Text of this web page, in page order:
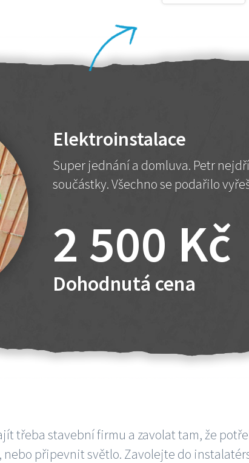
Elektroinstalace
Super jednání a domluva. Petr
součástky. Všechno se podařilo
2 500 Kč
Dohodnutá cena
třeba stavební firmu a zavolat tam, že
nebo připevnit světlo. Zavolejte do